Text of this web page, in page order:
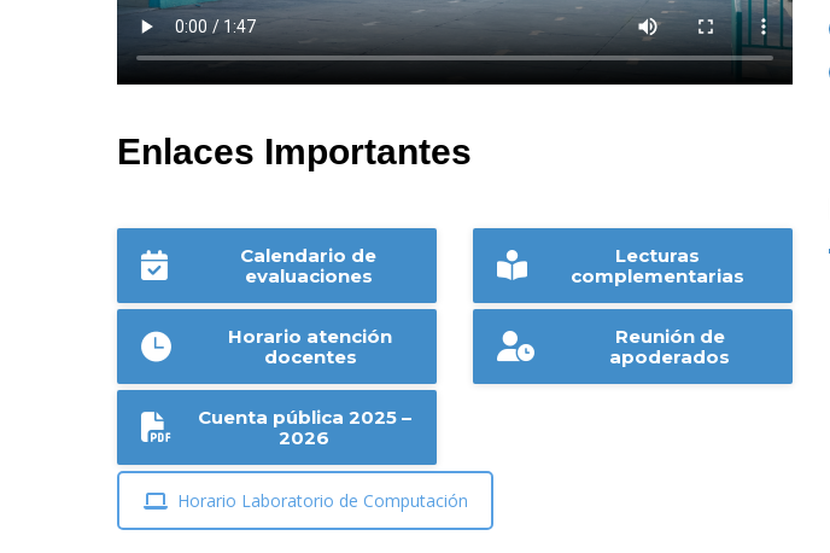
Enlaces Importantes
Calendario de
evaluaciones
Lecturas
complementarias
Horario atención
docentes
Reunión de
apoderados
Cuenta pública 2025 –
2026
Horario Laboratorio de Computación